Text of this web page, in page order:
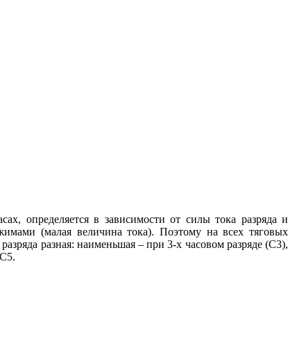
определяется в зависимости от силы тока разряда и
(малая величина тока). Поэтому на всех тяговых
разная: наименьшая – при 3-х часовом разряде (С3),